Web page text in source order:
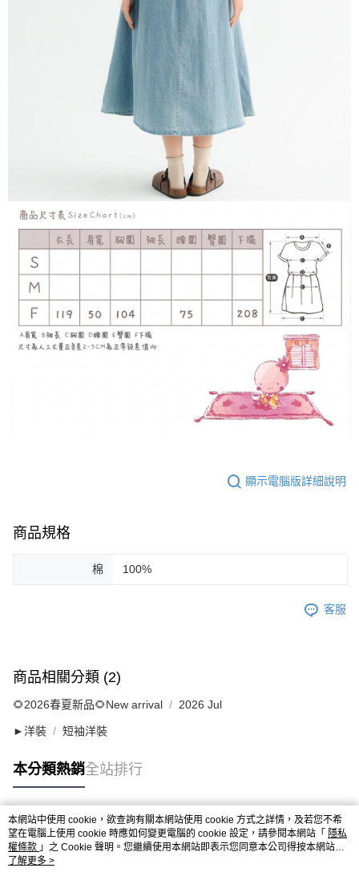
顯示電腦版詳細說明
商品規格
棉 100%
客服
商品相關分類 (2)
🌻2026春夏新品🌻New arrival 2026 Jul
►洋裝 短袖洋裝
本分類熱銷全站排行
熱門標籤
本網站中使用 cookie，欲查詢有關本網站使用 cookie 方式之詳情，及若您不希
望在電腦上使用 cookie 時應如何變更電腦的 cookie 設定，請參閱本網站「 隱私
權條款 」之 Cookie 聲明。您繼續使用本網站即表示您同意本公司得按本網站使
用條款之 Cookie 聲明使用 cookie。
了解更多 >